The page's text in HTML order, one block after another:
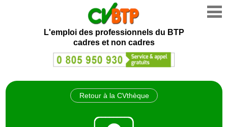
L'emploi des professionnels du BTP
cadres et non cadres
Retour à la CVthèque